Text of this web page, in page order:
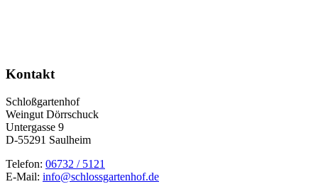
oben
Kontakt
Schloßgartenhof
Weingut Dörrschuck
Untergasse 9
D-55291 Saulheim
Telefon: 06732 / 5121
E-Mail: info@schlossgartenhof.de